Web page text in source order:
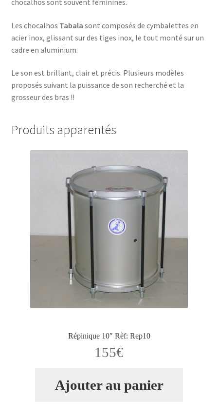
chocalhos sont souvent féminines.
Les chocalhos Tabala sont composés de cymbalettes en
acier inox, glissant sur des tiges inox, le tout monté sur un
cadre en aluminium.
Le son est brillant, clair et précis. Plusieurs modèles
proposés suivant la puissance de son recherché et la
grosseur des bras !!
Produits apparentés
Répinique 10″ Rèf: Rep10
155€
Ajouter au panier